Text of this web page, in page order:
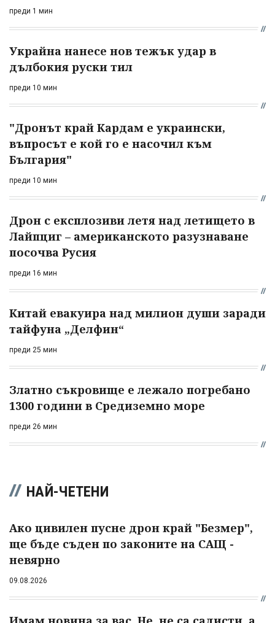
преди 1 мин
Украйна нанесе нов тежък удар в
дълбокия руски тил
преди 10 мин
"Дронът край Кардам е украински,
въпросът е кой го е насочил към
България"
преди 10 мин
Дрон с експлозиви летя над летището в
Лайпциг – американското разузнаване
посочва Русия
преди 16 мин
Китай евакуира над милион души заради
тайфуна „Делфин“
преди 25 мин
Златно съкровище е лежало погребано
1300 години в Средиземно море
преди 26 мин
НАЙ-ЧЕТЕНИ
Ако цивилен пусне дрон край "Безмер",
ще бъде съден по законите на САЩ -
невярно
09.08.2026